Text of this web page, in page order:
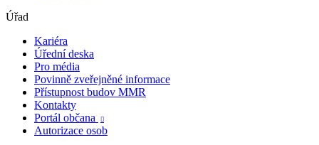
Úřad
Kariéra
Úřední deska
Pro média
Povinně zveřejněné informace
Přístupnost budov MMR
Kontakty
Portál občana

Autorizace osob